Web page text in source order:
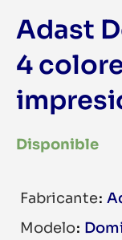
Adast
4
Disponible
Fabricante
Modelo